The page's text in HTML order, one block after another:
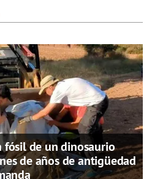
fósil de un dinosaurio
de años de antigüedad